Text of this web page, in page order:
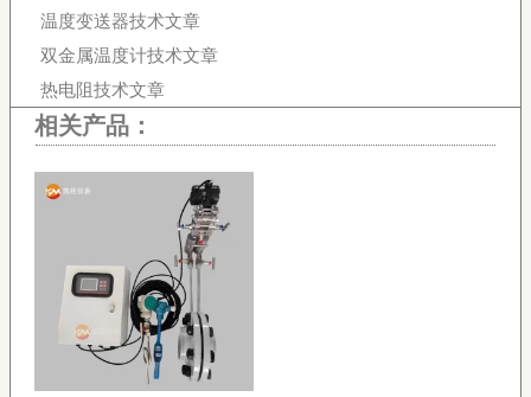
温度变送器技术文章
双金属温度计技术文章
热电阻技术文章
相关产品：